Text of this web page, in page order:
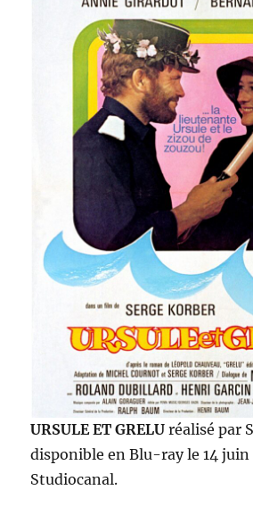
URSULE ET GRELUréalisé par
disponible en Blu-ray le 14 juin
Studiocanal.